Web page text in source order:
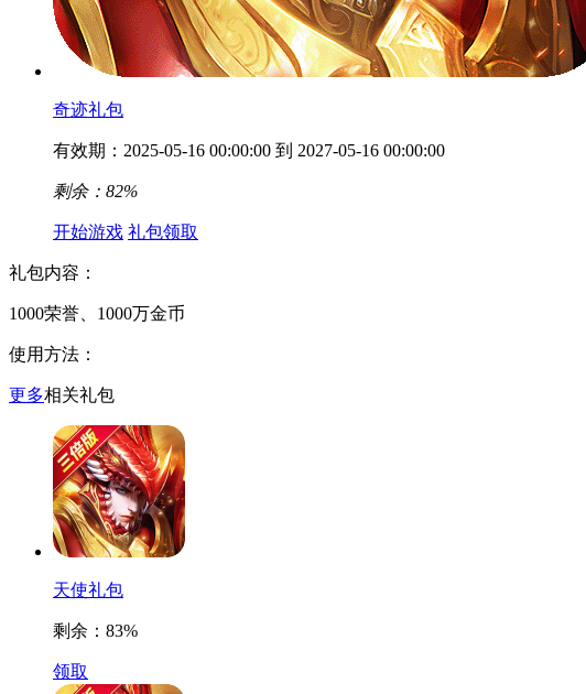
奇迹礼包
有效期：2025-05-16 00:00:00 到 2027-05-16 00:00:00
剩余：82%
开始游戏 礼包领取
礼包内容：
1000荣誉、1000万金币
使用方法：
更多相关礼包
天使礼包
剩余： 83%
领取